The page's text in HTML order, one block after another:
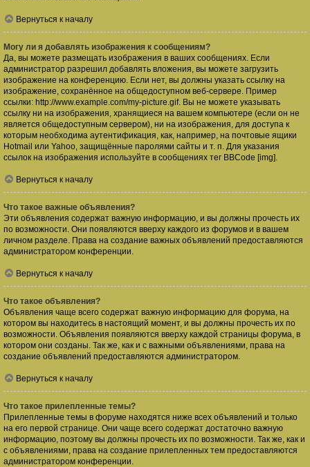
Вернуться к началу
Могу ли я добавлять изображения к сообщениям?
Да, вы можете размещать изображения в ваших сообщениях. Если
администратор разрешил добавлять вложения, вы можете загрузить
изображение на конференцию. Если нет, вы должны указать ссылку на
изображение, сохранённое на общедоступном веб-сервере. Пример
ссылки: http://www.example.com/my-picture.gif. Вы не можете указывать
ссылку ни на изображения, хранящиеся на вашем компьютере (если он не
является общедоступным сервером), ни на изображения, для доступа к
которым необходима аутентификация, как, например, на почтовые ящики
Hotmail или Yahoo, защищённые паролями сайты и т. п. Для указания
ссылок на изображения используйте в сообщениях тег BBCode [img].
Вернуться к началу
Что такое важные объявления?
Эти объявления содержат важную информацию, и вы должны прочесть их
по возможности. Они появляются вверху каждого из форумов и в вашем
личном разделе. Права на создание важных объявлений предоставляются
администратором конференции.
Вернуться к началу
Что такое объявления?
Объявления чаще всего содержат важную информацию для форума, на
котором вы находитесь в настоящий момент, и вы должны прочесть их по
возможности. Объявления появляются вверху каждой страницы форума, в
котором они созданы. Так же, как и с важными объявлениями, права на
создание объявлений предоставляются администратором.
Вернуться к началу
Что такое прилепленные темы?
Прилепленные темы в форуме находятся ниже всех объявлений и только
на его первой странице. Они чаще всего содержат достаточно важную
информацию, поэтому вы должны прочесть их по возможности. Так же, как и
с объявлениями, права на создание прилепленных тем предоставляются
администратором конференции.